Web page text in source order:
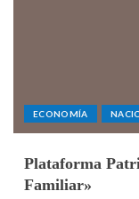
ECONOMÍA
Plataforma
Familiar»